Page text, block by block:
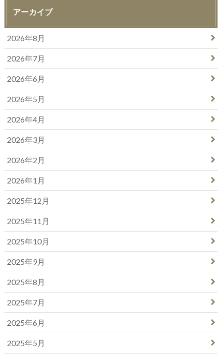
アーカイブ
2026年8月
2026年7月
2026年6月
2026年5月
2026年4月
2026年3月
2026年2月
2026年1月
2025年12月
2025年11月
2025年10月
2025年9月
2025年8月
2025年7月
2025年6月
2025年5月